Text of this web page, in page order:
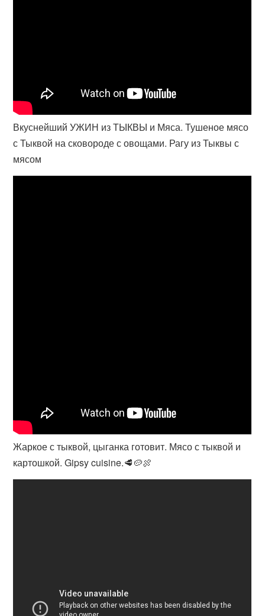
Вкуснейший УЖИН из ТЫКВЫ и Мяса. Тушеное мясо
с Тыквой на сковороде с овощами. Рагу из Тыквы с
мясом
Жаркое с тыквой, цыганка готовит. Мясо с тыквой и
картошкой. Gipsy cuisine.🥩🥔🍖